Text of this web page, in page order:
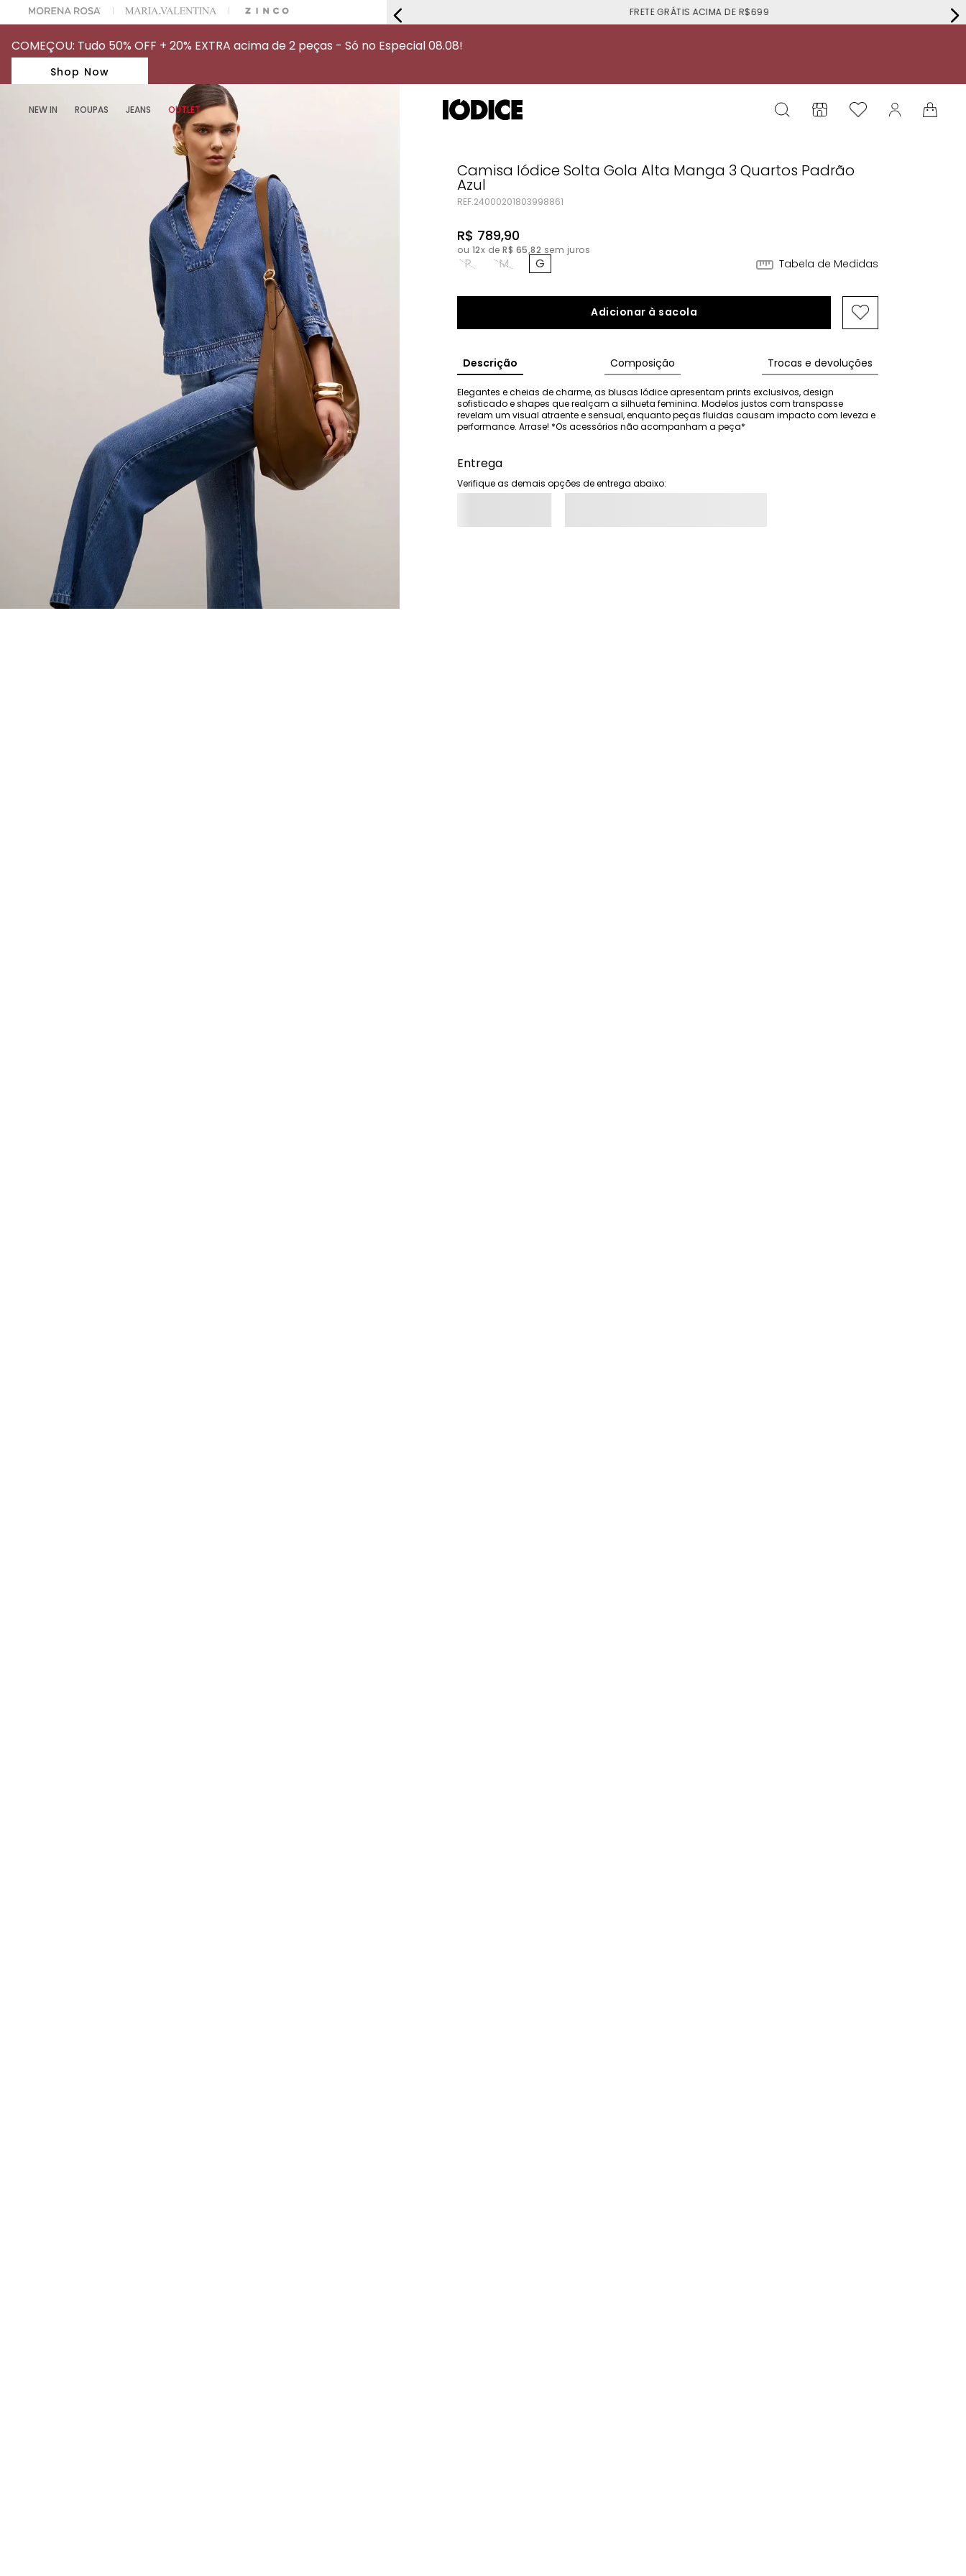
ESCOLHER SEU LOOK? FALE COM NOSSA PERSONAL SHOPPER. FRETE GRÁTIS ACIMA DE R$699
COMEÇOU: Tudo 50% OFF + 20% EXTRA acima de 2 peças - Só no Especial 08.08!
Shop Now
NEW IN ROUPAS JEANS OUTLET
Camisa Iódice Solta Gola Alta Manga 3 Quartos Padrão
Azul
REF.24000201803998861
R$ 789,90
ou 12x de R$ 65,82 sem juros
P M G Tabela de Medidas
Adicionar à sacola
Descrição Composição Trocas e devoluções
Elegantes e cheias de charme, as blusas Iódice apresentam prints exclusivos, design
sofisticado e shapes que realçam a silhueta feminina. Modelos justos com transpasse
revelam um visual atraente e sensual, enquanto peças fluidas causam impacto com leveza e
performance. Arrase! *Os acessórios não acompanham a peça*
Entrega
Verifique as demais opções de entrega abaixo: